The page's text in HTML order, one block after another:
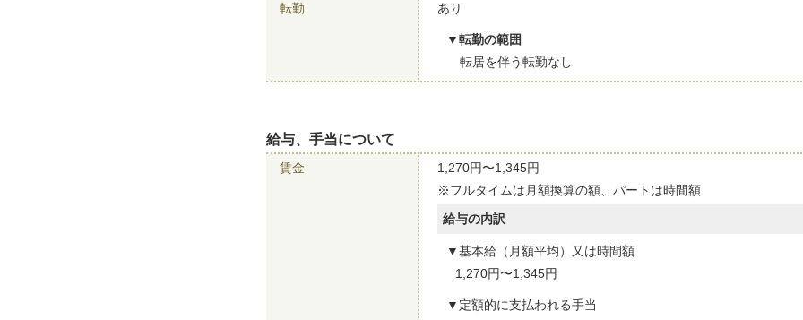
転勤 あり
転勤の範囲
転居を伴う転勤なし
給与、手当について
賃金
1,270円〜1,345円
※フルタイムは月額換算の額、パートは時間額
給与の内訳
基本給（月額平均）又は時間額
1,270円〜1,345円
定額的に支払われる手当